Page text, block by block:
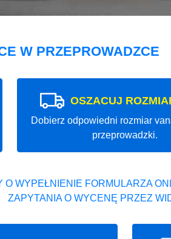
W PRZEPROWADZCE
OSZACUJ
Dobierz odpowiedni rozmiar
przeprowadzki.
WYPEŁNIENIE FORMULARZA
ZAPYTANIA O WYCENĘ PRZEZ